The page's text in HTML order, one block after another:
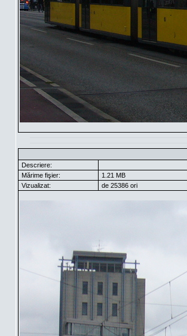
Descriere:
Mărime fişier:
1.21 MB
Vizualizat:
de 25386 ori